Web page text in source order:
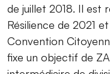
de juillet 2018. Il est
Résilience de 2021
Convention
fixe un objectif de